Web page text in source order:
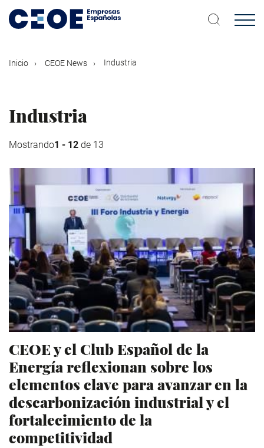
contenido
Inicio CEOE News Industria
Industria
Mostrando1 - 12 de 13
CEOE y el Club Español de la
Energía reflexionan sobre los
elementos clave para avanzar en la
descarbonización industrial y el
fortalecimiento de la
competitividad